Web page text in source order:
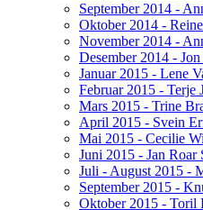
September 2014 -
Oktober 2014 -
November 2014 -
Desember 2014 -
Januar 2015 - Lene
Februar 2015 - Terje
Mars 2015 - Trine
April 2015 - Svein
Mai 2015 - Cecilie
Juni 2015 - Jan Roar
Juli - August 2015 -
September 2015 -
Oktober 2015 - Toril